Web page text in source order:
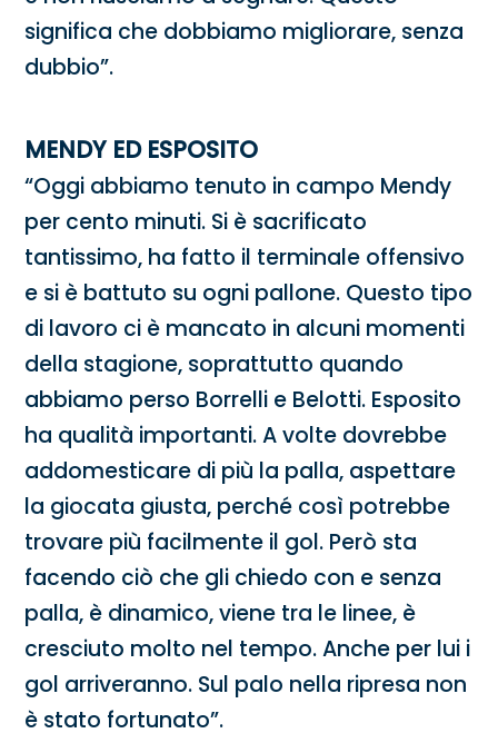
significa che dobbiamo migliorare, senza
dubbio”.
MENDY ED ESPOSITO
“Oggi abbiamo tenuto in campo Mendy
per cento minuti. Si è sacrificato
tantissimo, ha fatto il terminale offensivo
e si è battuto su ogni pallone. Questo tipo
di lavoro ci è mancato in alcuni momenti
della stagione, soprattutto quando
abbiamo perso Borrelli e Belotti. Esposito
ha qualità importanti. A volte dovrebbe
addomesticare di più la palla, aspettare
la giocata giusta, perché così potrebbe
trovare più facilmente il gol. Però sta
facendo ciò che gli chiedo con e senza
palla, è dinamico, viene tra le linee, è
cresciuto molto nel tempo. Anche per lui i
gol arriveranno. Sul palo nella ripresa non
è stato fortunato”.